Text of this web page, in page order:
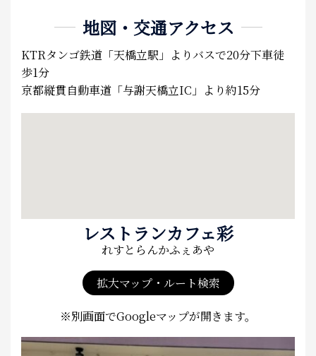
地図・交通アクセス
KTRタンゴ鉄道「天橋立駅」よりバスで20分下車徒
歩1分
京都縦貫自動車道「与謝天橋立IC」より約15分
レストランカフェ彩
れすとらんかふぇあや
拡大マップ・ルート検索
※別画面でGoogleマップが開きます。